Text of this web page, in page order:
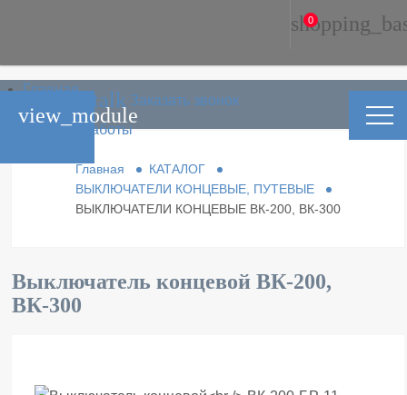
phone_in_talk Заказать звонок
Главная
Каталог
Условия работы
0
Главная
КАТАЛОГ
ВЫКЛЮЧАТЕЛИ КОНЦЕВЫЕ, ПУТЕВЫЕ
ВЫКЛЮЧАТЕЛИ КОНЦЕВЫЕ ВК-200, ВК-300
Выключатель концевой ВК-200,
ВК-300
view_module